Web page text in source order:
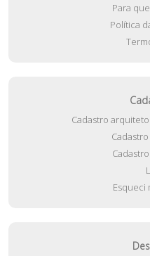
Para
Política
Cadastro
Esqueci